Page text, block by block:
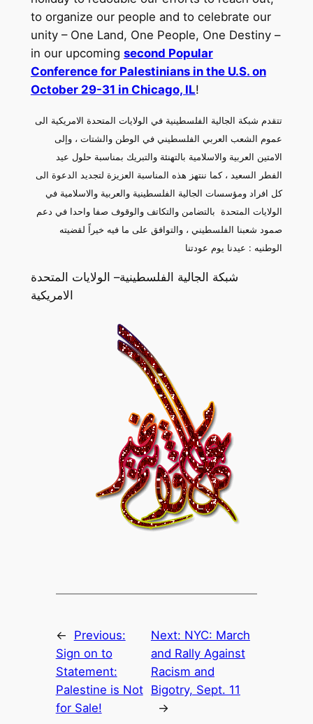
to organize our people and to celebrate our
unity – One Land, One People, One Destiny –
in our upcoming second Popular
Conference for Palestinians in the U.S. on
October 29-31 in Chicago, IL!
تتقدم شبكة الجالية الفلسطينية في الولايات المتحدة الامريكية الى
عموم الشعب العربي الفلسطيني في الوطن والشتات ، وإلى
الامتين العربية والاسلامية بالتهنئة والتبريك بمناسبة حلول عيد
الفطر السعيد ، كما ننتهز هذه المناسبة العزيزة لتجديد الدعوة الى
كل افراد ومؤسسات الجالية الفلسطينية والعربية والاسلامية في
الولايات المتحدة بالتضامن والتكاتف والوقوف صفا واحدا في دعم
صمود شعبنا الفلسطيني ، والتوافق على ما فيه خيراً لقضيته
الوطنيه : عيدنا يوم عودتنا
شبكة الجالية الفلسطينية– الولايات المتحدة
الامريكية
←
Previous:
Sign on to
Statement:
Palestine is Not
for Sale!
Next: NYC: March
and Rally Against
Racism and
Bigotry, Sept. 11
→